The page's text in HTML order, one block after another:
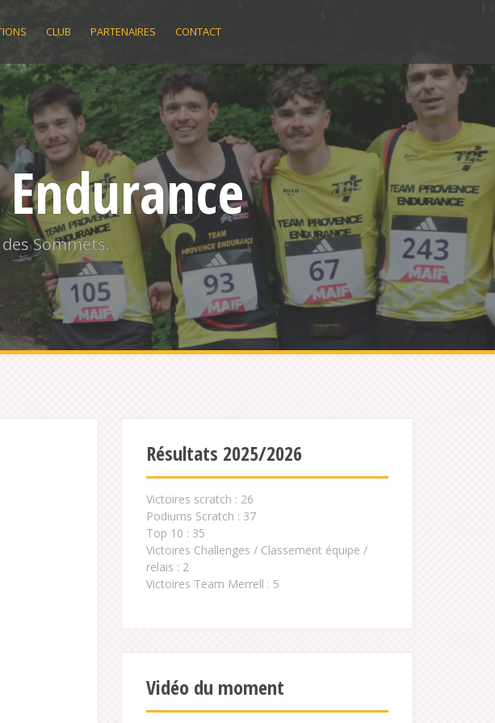
CLUB PARTENAIRES CONTACT
Sommets.
Résultats 2025/2026
Victoires scratch : 26
Podiums Scratch : 37
Top 10 : 35
Victoires Challenges / Classement équipe /
relais : 2
Victoires Team Merrell : 5
Vidéo du moment